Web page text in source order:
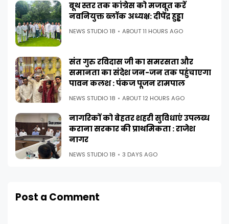
बूथ स्तर तक कांग्रेस को मजबूत करें
नवनियुक्त ब्लॉक अध्यक्ष: दीपेंद्र हुड्डा
NEWS STUDIO 18 ABOUT 11 HOURS AGO
संत गुरु रविदास जी का समरसता और
समानता का संदेश जन-जन तक पहुंचाएगा
पावन कलश : पंकज पूजन रामपाल
NEWS STUDIO 18 ABOUT 12 HOURS AGO
नागरिकों को बेहतर शहरी सुविधाएं उपलब्ध
कराना सरकार की प्राथमिकता : राजेश
नागर
NEWS STUDIO 18 3 DAYS AGO
Post a Comment